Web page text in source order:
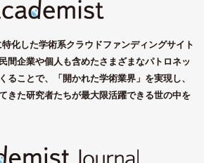
化した学術系クラウドファンディングサイト
間企業や個人も含めたさまざまなパトロネッ
ることで、「開かれた学術業界」を実現し、
きた研究者たちが最大限活躍できる世の中を